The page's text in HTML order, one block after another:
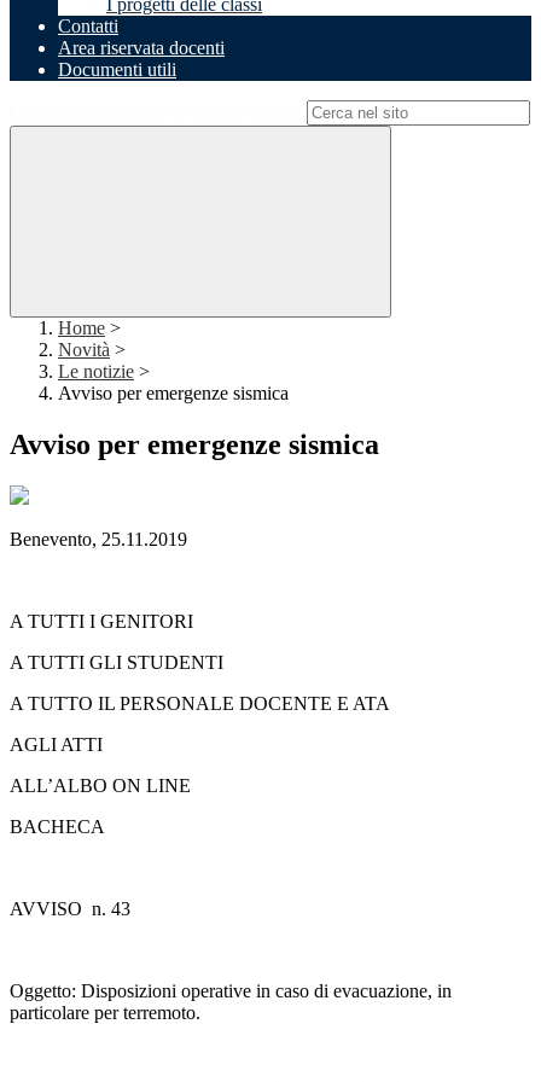
I progetti delle classi
Contatti
Area riservata docenti
Documenti utili
Home >
Novità >
Le notizie >
Avviso per emergenze sismica
Avviso per emergenze sismica
Benevento, 25.11.2019
A TUTTI I GENITORI
A TUTTI GLI STUDENTI
A TUTTO IL PERSONALE DOCENTE E ATA
AGLI ATTI
ALL’ALBO ON LINE
BACHECA
AVVISO n. 43
Oggetto: Disposizioni operative in caso di evacuazione, in
particolare per terremoto.